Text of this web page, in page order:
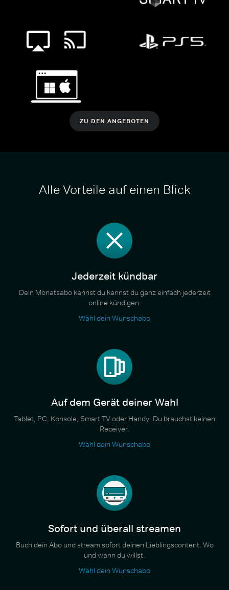
ZU DEN ANGEBOTEN
Alle Vorteile auf einen Blick
Jederzeit kündbar
Dein Monatsabo kannst du kannst du ganz einfach jederzeit
online kündigen.
Wähl dein Wunschabo
Auf dem Gerät deiner Wahl
Tablet, PC, Konsole, Smart TV oder Handy. Du brauchst keinen
Receiver.
Wähl dein Wunschabo
Sofort und überall streamen
Buch dein Abo und stream sofort deinen Lieblingscontent. Wo
und wann du willst.
Wähl dein Wunschabo